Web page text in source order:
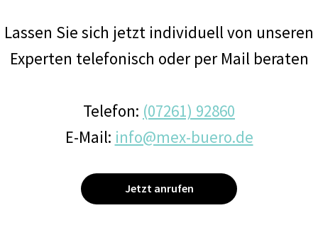
Lassen Sie sich jetzt individuell von unseren
Experten telefonisch oder per Mail beraten
Telefon: (07261) 92860
E-Mail: info@mex-buero.de
Jetzt anrufen